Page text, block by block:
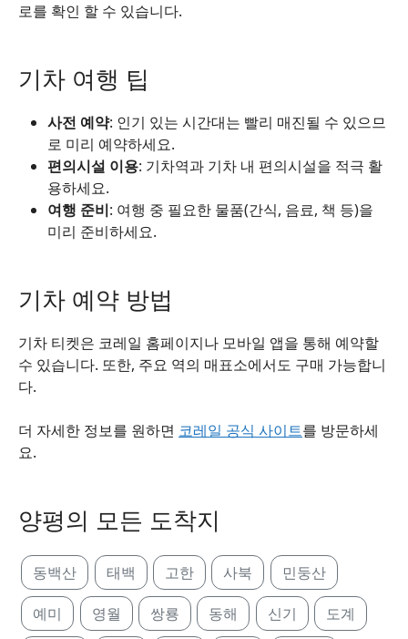
로를 확인 할 수 있습니다.
기차 여행 팁
사전 예약: 인기 있는 시간대는 빨리 매진될 수 있으므
로 미리 예약하세요.
편의시설 이용: 기차역과 기차 내 편의시설을 적극 활
용하세요.
여행 준비: 여행 중 필요한 물품(간식, 음료, 책 등)을
미리 준비하세요.
기차 예약 방법
기차 티켓은 코레일 홈페이지나 모바일 앱을 통해 예약할
수 있습니다. 또한, 주요 역의 매표소에서도 구매 가능합니
다.
더 자세한 정보를 원하면 코레일 공식 사이트를 방문하세
요.
양평의 모든 도착지
동백산 태백 고한 사북 민둥산
예미 영월 쌍룡 동해 신기 도계